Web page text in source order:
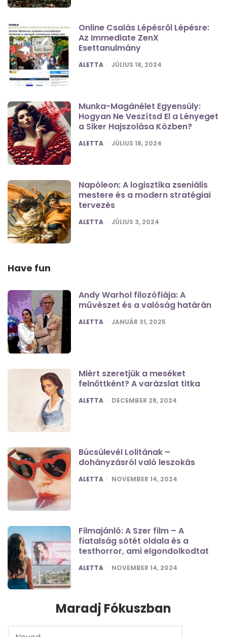
Online Csalás Lépésről Lépésre:
Az Immediate ZenX
Esettanulmány
POSTED
ALETTA JÚLIUS 18, 2024
Munka-Magánélet Egyensúly:
Hogyan Ne Veszítsd El a Lényeget
a Siker Hajszolása Közben?
POSTED
ALETTA JÚLIUS 18, 2024
Napóleon: A logisztika zseniális
mestere és a modern stratégiai
tervezés
POSTED
ALETTA JÚLIUS 3, 2024
Have fun
Andy Warhol filozófiája: A
művészet és a valóság határán
POSTED
ALETTA JANUÁR 31, 2025
Miért szeretjük a meséket
felnőttként? A varázslat titka
POSTED
ALETTA DECEMBER 28, 2024
Búcsúlevél Lolitának –
dohányzásról való leszokás
POSTED
ALETTA NOVEMBER 14, 2024
Filmajánló: A Szer film – A
fiatalság sötét oldala és a
testhorror, ami elgondolkodtat
POSTED
ALETTA NOVEMBER 14, 2024
Maradj Fókuszban